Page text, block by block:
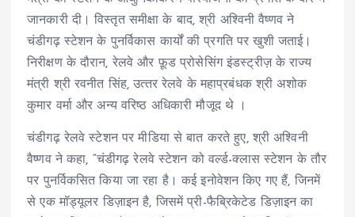
जानकारी दी। विस्‍तृत समीक्षा के बाद, श्री अश्विनी वैष्णव ने
चंडीगढ़ स्टेशन के पुनर्विकास कार्यों की प्रगति पर खुशी जताई।
निरीक्षण के दौरान, रेलवे और फ़ूड प्रोसेसिंग इंडस्ट्रीज़ के राज्य
मंत्री श्री रवनीत सिंह, उत्‍तर रेलवे के महाप्रबंधक श्री अशोक
कुमार वर्मा और अन्‍य वरिष्‍ठ अधिकारी मौजूद थे ।
चंडीगढ़ रेलवे स्टेशन पर मीडिया से बात करते हुए, श्री अश्विनी
वैष्णव ने कहा, “चंडीगढ़ रेलवे स्टेशन को वर्ल्ड-क्लास स्टेशन के तौर
पर पुनर्विकसित किया जा रहा है। कई इनोवेशन किए गए हैं, जिनमें
से एक मॉड्यूलर डिज़ाइन है, जिसमें प्री-फैब्रिकेटेड डिज़ाइन का